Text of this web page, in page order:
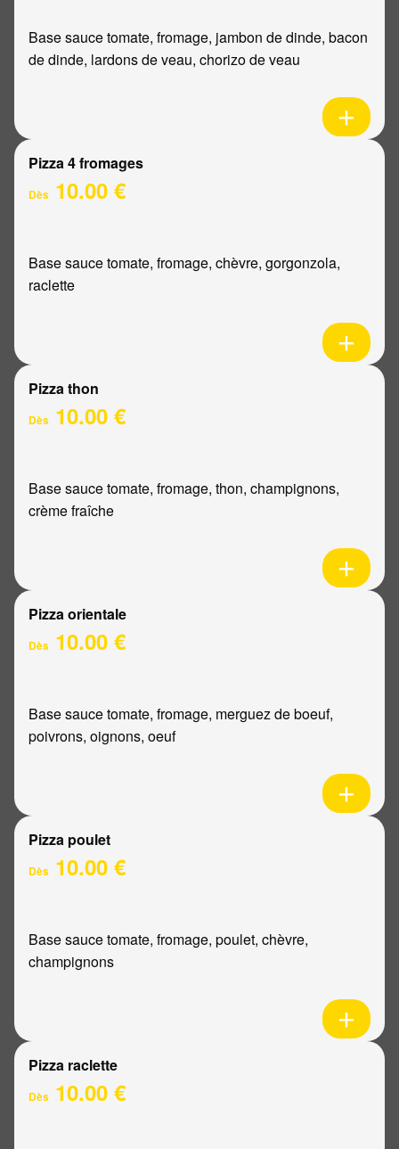
Base sauce tomate, fromage, jambon de dinde, bacon
de dinde, lardons de veau, chorizo de veau
Pizza 4 fromages
Dès 10.00 €
Base sauce tomate, fromage, chèvre, gorgonzola,
raclette
Pizza thon
Dès 10.00 €
Base sauce tomate, fromage, thon, champignons,
crème fraîche
Pizza orientale
Dès 10.00 €
Base sauce tomate, fromage, merguez de boeuf,
poivrons, oignons, oeuf
Pizza poulet
Dès 10.00 €
Base sauce tomate, fromage, poulet, chèvre,
champignons
Pizza raclette
Dès 10.00 €